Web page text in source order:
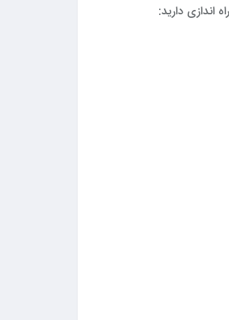
دارید: